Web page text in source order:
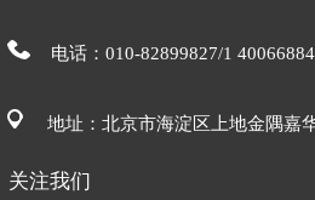
电话：010-82899827/1
地址：北京市海淀区上地金隅嘉
关注我们